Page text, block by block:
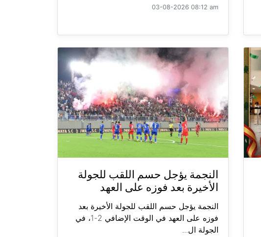
03-08-2026 08:12 am
النجمة يؤجل حسم اللقب للجولة
الأخيرة بعد فوزه على العهد
النجمة يؤجل حسم اللقب للجولة الأخيرة بعد
فوزه على العهد في الوقت الإضافي 2-1، في
الجولة ال...